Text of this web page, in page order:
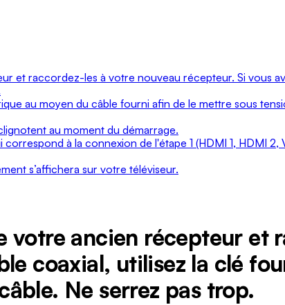
et raccordez-les à votre nouveau récepteur. Si vous
au moyen du câble fourni afin de le mettre sous
au moment du démarrage.
à la connexion de l'étape 1 (HDMI 1, HDMI 2,
s’affichera sur votre téléviseur.
votre ancien récepteur et
coaxial, utilisez la clé
Ne serrez pas trop.